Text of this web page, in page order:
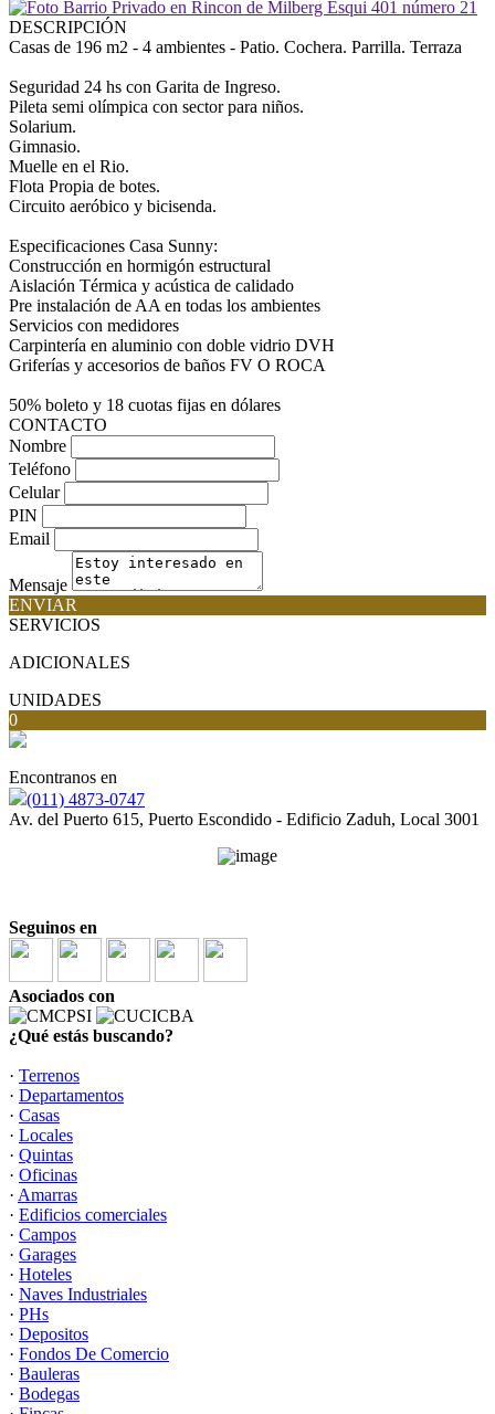
DESCRIPCIÓN
Casas de 196 m2 - 4 ambientes - Patio. Cochera. Parrilla. Terraza
Seguridad 24 hs con Garita de Ingreso.
Pileta semi olímpica con sector para niños.
Solarium.
Gimnasio.
Muelle en el Rio.
Flota Propia de botes.
Circuito aeróbico y bicisenda.
Especificaciones Casa Sunny:
Construcción en hormigón estructural
Aislación Térmica y acústica de calidado
Pre instalación de AA en todas los ambientes
Servicios con medidores
Carpintería en aluminio con doble vidrio DVH
Griferías y accesorios de baños FV O ROCA
50% boleto y 18 cuotas fijas en dólares
CONTACTO
Nombre
Teléfono
Celular
PIN
Email
Mensaje
ENVIAR
SERVICIOS
ADICIONALES
UNIDADES
0
Encontranos en
(011) 4873-0747
Av. del Puerto 615, Puerto Escondido - Edificio Zaduh, Local 3001
Seguinos en
Asociados con
¿Qué estás buscando?
· Terrenos
· Departamentos
· Casas
· Locales
· Quintas
· Oficinas
· Amarras
· Edificios comerciales
· Campos
· Garages
· Hoteles
· Naves Industriales
· PHs
· Depositos
· Fondos De Comercio
· Bauleras
· Bodegas